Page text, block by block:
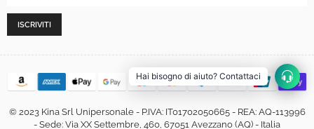
ISCRIVITI
© 2023 Kina Srl Unipersonale - P.IVA: IT01702050665 - REA: AQ-113996
- Sede: Via XX Settembre, 460, 67051 Avezzano (AQ) - Italia
Hai bisogno di aiuto? Contattaci